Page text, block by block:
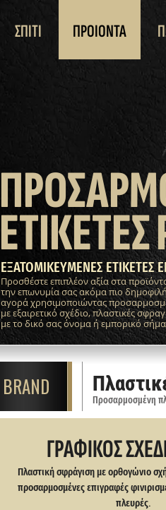
ΕΞΑΤΟΜΙΚΕΥΜΕΝΕΣ ΕΤΙΚΕΤΕΣ
Προσθέστε επιπλέον αξία στα
την επωνυμία σας ακόμα πιο
αγορά χρησιμοποιώντας
με εξαιρετικό σχέδιο, πλαστικές
με το δικό σας όνομα ή εμπορικό
ΣΠΙΤΙ ΠΡΟΙΟΝΤΑ
BRAND
ΓΡΑΦΙΚΟΣ
Πλαστική σφράγιση με ορθογώνιο
προσαρμοσμένες επιγραφές
πλευρές.